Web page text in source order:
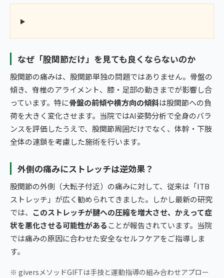
なぜ「股関節だけ」を見ても良くならないのか
股関節の痛みは、股関節単独の問題ではありません。骨盤の
傾き、脊椎のアライメント、膝・足部の動きまでが影響し合
っています。特に骨盤の前傾や横方向の傾斜は股関節への負
荷を大きく変化させます。当院ではAI姿勢分析で全身のバラ
ンスを評価したうえで、股関節周囲だけでなく、体幹・下肢
全体の連鎖を考慮した施術を行います。
外側の痛みにストレッチは逆効果？
股関節の外側（大転子付近）の痛みに対して、従来は「ITB
ストレッチ」が広く勧められてきました。しかし最新の研究
では、 このストレッチが腱への圧縮を増大させ、かえって症
状を悪化させる可能性があることが報告されています。当院
では痛みの原因に合わせた安全なセルフケアをご指導しま
す。
※ giversメソッドGIFTは手技と運動指導の組み合わせアプロー